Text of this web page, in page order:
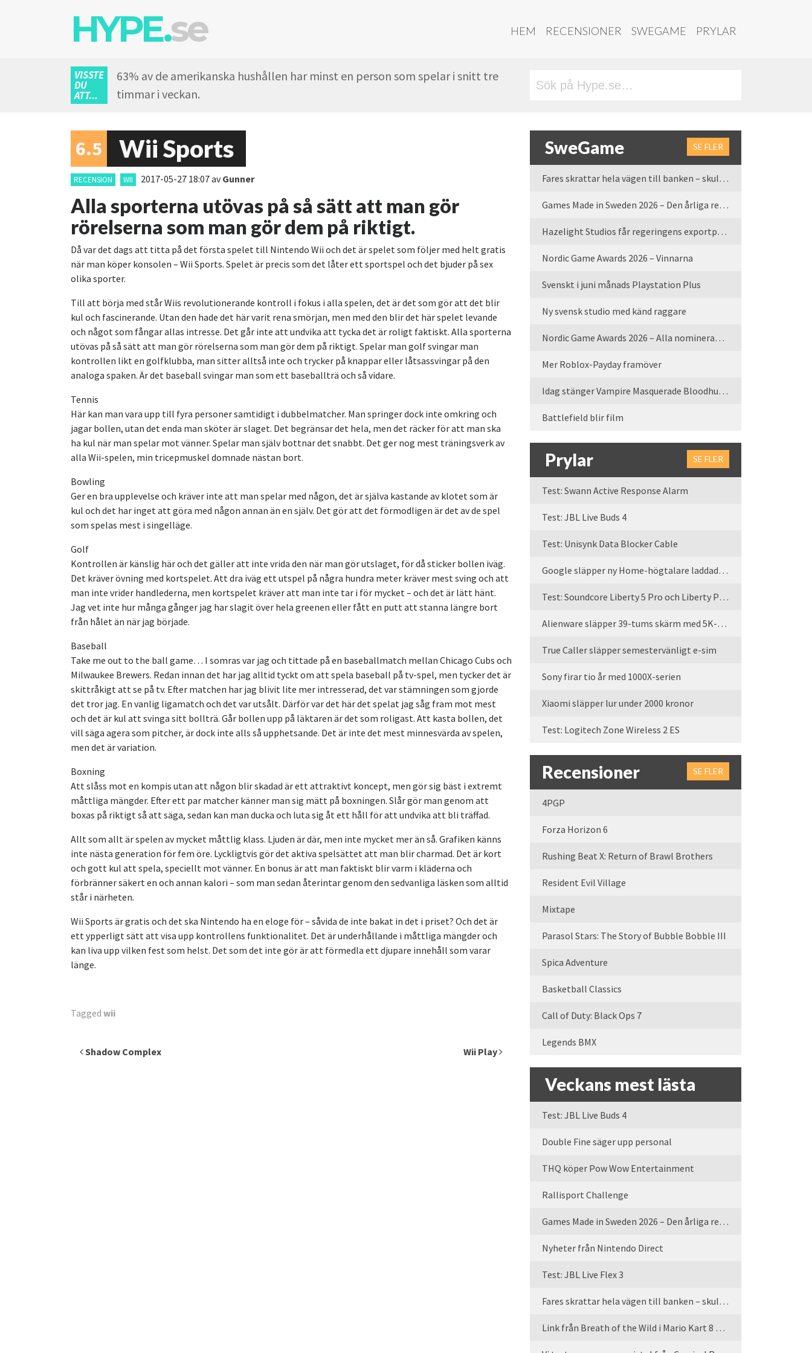
HYPE.se HEM RECENSIONER SWEGAME PRYLAR
VISSTE
DU
ATT...
63% av de amerikanska hushållen har minst en person som spelar i snitt tre
timmar i veckan.
6.5 Wii Sports
RECENSION WII 2017-05-27 18:07avGunner
Alla sporterna utövas på så sätt att man gör
rörelserna som man gör dem på riktigt.
Då var det dags att titta på det första spelet till Nintendo Wii och det är spelet som följer med helt gratis
när man köper konsolen – Wii Sports. Spelet är precis som det låter ett sportspel och det bjuder på sex
olika sporter.
Till att börja med står Wiis revolutionerande kontroll i fokus i alla spelen, det är det som gör att det blir
kul och fascinerande. Utan den hade det här varit rena smörjan, men med den blir det här spelet levande
och något som fångar allas intresse. Det går inte att undvika att tycka det är roligt faktiskt. Alla sporterna
utövas på så sätt att man gör rörelserna som man gör dem på riktigt. Spelar man golf svingar man
kontrollen likt en golfklubba, man sitter alltså inte och trycker på knappar eller låtsassvingar på den
analoga spaken. Är det baseball svingar man som ett baseballträ och så vidare.
Tennis
Här kan man vara upp till fyra personer samtidigt i dubbelmatcher. Man springer dock inte omkring och
jagar bollen, utan det enda man sköter är slaget. Det begränsar det hela, men det räcker för att man ska
ha kul när man spelar mot vänner. Spelar man själv bottnar det snabbt. Det ger nog mest träningsverk av
alla Wii-spelen, min tricepmuskel domnade nästan bort.
Bowling
Ger en bra upplevelse och kräver inte att man spelar med någon, det är själva kastande av klotet som är
kul och det har inget att göra med någon annan än en själv. Det gör att det förmodligen är det av de spel
som spelas mest i singelläge.
Golf
Kontrollen är känslig här och det gäller att inte vrida den när man gör utslaget, för då sticker bollen iväg.
Det kräver övning med kortspelet. Att dra iväg ett utspel på några hundra meter kräver mest sving och att
man inte vrider handlederna, men kortspelet kräver att man inte tar i för mycket – och det är lätt hänt.
Jag vet inte hur många gånger jag har slagit över hela greenen eller fått en putt att stanna längre bort
från hålet än när jag började.
Baseball
Take me out to the ball game… I somras var jag och tittade på en baseballmatch mellan Chicago Cubs och
Milwaukee Brewers. Redan innan det har jag alltid tyckt om att spela baseball på tv-spel, men tycker det är
skittråkigt att se på tv. Efter matchen har jag blivit lite mer intresserad, det var stämningen som gjorde
det tror jag. En vanlig ligamatch och det var utsålt. Därför var det här det spelat jag såg fram mot mest
och det är kul att svinga sitt bollträ. Går bollen upp på läktaren är det som roligast. Att kasta bollen, det
vill säga agera som pitcher, är dock inte alls så upphetsande. Det är inte det mest minnesvärda av spelen,
men det är variation.
Boxning
Att slåss mot en kompis utan att någon blir skadad är ett attraktivt koncept, men gör sig bäst i extremt
måttliga mängder. Efter ett par matcher känner man sig mätt på boxningen. Slår gör man genom att
boxas på riktigt så att säga, sedan kan man ducka och luta sig åt ett håll för att undvika att bli träffad.
Allt som allt är spelen av mycket måttlig klass. Ljuden är där, men inte mycket mer än så. Grafiken känns
inte nästa generation för fem öre. Lyckligtvis gör det aktiva spelsättet att man blir charmad. Det är kort
och gott kul att spela, speciellt mot vänner. En bonus är att man faktiskt blir varm i kläderna och
förbränner säkert en och annan kalori – som man sedan återintar genom den sedvanliga läsken som alltid
står i närheten.
Wii Sports är gratis och det ska Nintendo ha en eloge för – såvida de inte bakat in det i priset? Och det är
ett ypperligt sätt att visa upp kontrollens funktionalitet. Det är underhållande i måttliga mängder och
kan liva upp vilken fest som helst. Det som det inte gör är att förmedla ett djupare innehåll som varar
länge.
Tagged wii
Inläggsnavigering
Shadow Complex Wii Play
SweGame SE FLER
Fares skrattar hela vägen till banken – skulle vi tro
Games Made in Sweden 2026 – Den årliga rean är tillbaka
Hazelight Studios får regeringens exportpris 2025
Nordic Game Awards 2026 – Vinnarna
Svenskt i juni månads Playstation Plus
Ny svensk studio med känd raggare
Nordic Game Awards 2026 – Alla nominerade spel
Mer Roblox-Payday framöver
Idag stänger Vampire Masquerade Bloodhunt servrarna
Battlefield blir film
Prylar SE FLER
Test: Swann Active Response Alarm
Test: JBL Live Buds 4
Test: Unisynk Data Blocker Cable
Google släpper ny Home-högtalare laddad med Gemini
Test: Soundcore Liberty 5 Pro och Liberty Pro Max
Alienware släpper 39-tums skärm med 5K-upplösning
True Caller släpper semestervänligt e-sim
Sony firar tio år med 1000X-serien
Xiaomi släpper lur under 2000 kronor
Test: Logitech Zone Wireless 2 ES
Recensioner SE FLER
4PGP
Forza Horizon 6
Rushing Beat X: Return of Brawl Brothers
Resident Evil Village
Mixtape
Parasol Stars: The Story of Bubble Bobble III
Spica Adventure
Basketball Classics
Call of Duty: Black Ops 7
Legends BMX
Veckans mest lästa
Test: JBL Live Buds 4
Double Fine säger upp personal
THQ köper Pow Wow Entertainment
Rallisport Challenge
Games Made in Sweden 2026 – Den årliga rean är tillbaka
Nyheter från Nintendo Direct
Test: JBL Live Flex 3
Fares skrattar hela vägen till banken – skulle vi tro
Link från Breath of the Wild i Mario Kart 8 Deluxe